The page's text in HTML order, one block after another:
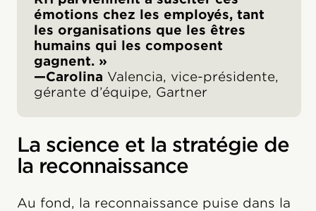
émotions chez les employés, tant
les organisations que les êtres
humains qui les composent
gagnent. »
—Carolina Valencia, vice-présidente,
gérante d’équipe, Gartner
La science et la stratégie de
la reconnaissance
Au fond, la reconnaissance puise dans la